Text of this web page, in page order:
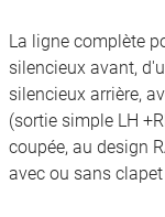
La ligne complète
silencieux avant,
silencieux arrière,
(sortie simple LH
coupée, au design
avec ou sans